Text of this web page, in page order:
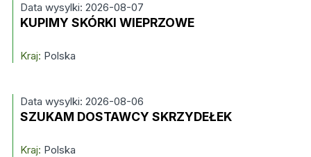
Data wysylki: 2026-08-07
KUPIMY SKÓRKI WIEPRZOWE
Kraj: Polska
Data wysylki: 2026-08-06
SZUKAM DOSTAWCY SKRZYDEŁEK
Kraj: Polska